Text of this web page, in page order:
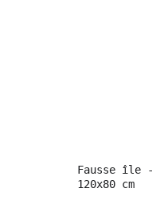
Fausse île -
120x80 cm